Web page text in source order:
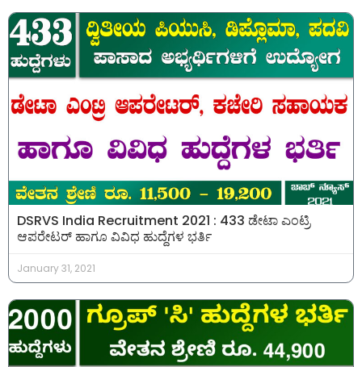
DSRVS India Recruitment 2021 : 433 ಡೇಟಾ ಎಂಟ್ರಿ
ಆಪರೇಟರ್ ಹಾಗೂ ವಿವಿಧ ಹುದ್ದೆಗಳ ಭರ್ತಿ
January 31, 2021